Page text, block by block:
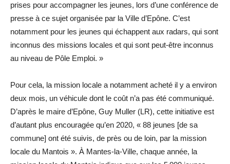
prises pour accompagner les jeunes, lors d’une conférence de
presse à ce sujet organisée par la Ville d’Epône. C’est
notamment pour les jeunes qui échappent aux radars, qui sont
inconnus des missions locales et qui sont peut-être inconnus
au niveau de Pôle Emploi. »
Pour cela, la mission locale a notamment acheté il y a environ
deux mois, un véhicule dont le coût n’a pas été communiqué.
D’après le maire d’Epône, Guy Muller (LR), cette initiative est
d’autant plus encouragée qu’en 2020, « 88 jeunes [de sa
commune] ont été suivis, de près ou de loin, par la mission
locale du Mantois ». À Mantes-la-Ville, chaque année, la